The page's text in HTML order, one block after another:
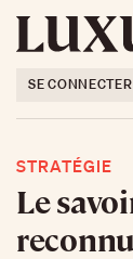
SE CONNECTER
STRATÉGIE
Le